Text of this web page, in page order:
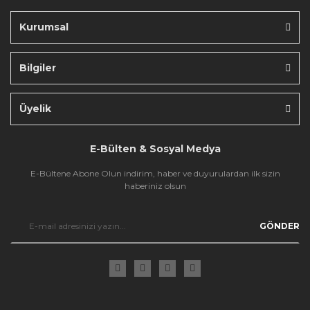
Kurumsal
Bilgiler
Üyelik
E-Bülten & Sosyal Medya
E-Bültene Abone Olun indirim, haber ve duyurulardan ilk sizin
haberiniz olsun
GÖNDER